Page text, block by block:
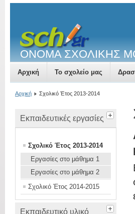
ΟΝΟΜΑ ΣΧΟΛΙΚΗΣ
Αρχική Το σχολείο μας
Αρχική Σχολικό Έτος 2013-2014
Εκπαιδευτικές εργασίες
Σχολικό Έτος 2013-2014
Εργασίες στο μάθημα 1
Εργασίες στο μάθημα 2
Σχολικό Έτος 2014-2015
Εκπαιδευτικό υλικό